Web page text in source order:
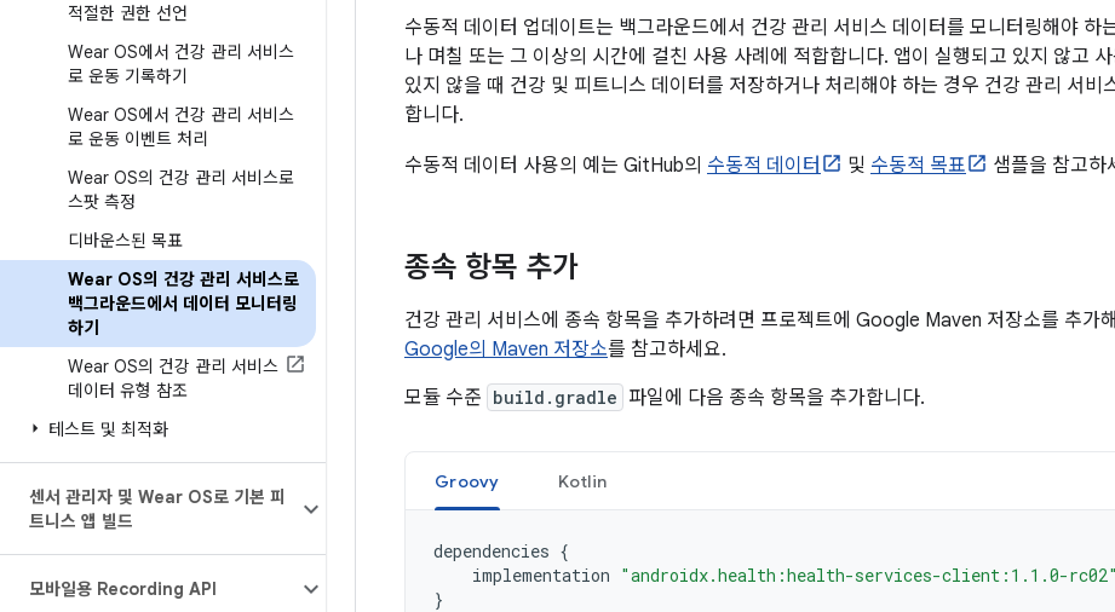
적절한 권한 선언
Wear OS에서 건강 관리 서비스
로 운동 기록하기
Wear OS에서 건강 관리 서비스
로 운동 이벤트 처리
Wear OS의 건강 관리 서비스로
스팟 측정
디바운스된 목표
Wear OS의 건강 관리 서비스로
백그라운드에서 데이터 모니터링
하기
Wear OS의 건강 관리 서비스
데이터 유형 참조
테스트 및 최적화
센서 관리자 및 Wear OS로 기본 피
트니스 앱 빌드
모바일용 Recording API
수동적 데이터 업데이트는 백그라운드에서 건강 관리 서비스 데이터를 모니터링해야 하
나 며칠 또는 그 이상의 시간에 걸친 사용 사례에 적합합니다. 앱이 실행되고 있지 않고
있지 않을 때 건강 및 피트니스 데이터를 저장하거나 처리해야 하는 경우 건강 관리 서비
합니다.
수동적 데이터 사용의 예는 GitHub의 수동적 데이터 및 수동적 목표 샘플을 참고하
종속 항목 추가
건강 관리 서비스에 종속 항목을 추가하려면 프로젝트에 Google Maven 저장소를 추가
Google의 Maven 저장소를 참고하세요.
모듈 수준 build.gradle 파일에 다음 종속 항목을 추가합니다.
Groovy Kotlin
dependencies {
implementation "androidx.health:health-services-client:1.1.0-rc02"
}